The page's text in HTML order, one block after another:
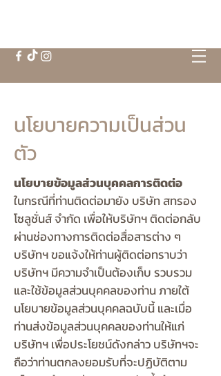
นโยบายความเป็นส่วน
ตัว
นโยบายข้อมูลส่วนบุคคลการติดต่อ
ในกรณีที่ท่านติดต่อมายัง บริษัท สทรอง
โซลูชั่นส์ จำกัด เพื่อให้บริษัทฯ ติดต่อกลับ
ผ่านช่องทางการติดต่อสื่อสารต่าง ๆ
บริษัทฯ ขอแจ้งให้ท่านผู้ติดต่อทราบว่า
บริษัทฯ มีความจำเป็นต้องเก็บ รวบรวม
และใช้ข้อมูลส่วนบุคคลของท่าน ภายใต้
นโยบายข้อมูลส่วนบุคคลฉบับนี้ และเมื่อ
ท่านส่งข้อมูลส่วนบุคคลของท่านให้แก่
บริษัทฯ เพื่อประโยชน์ดังกล่าว บริษัทฯจะ
ถือว่าท่านตกลงยอมรับที่จะปฏิบัติตาม